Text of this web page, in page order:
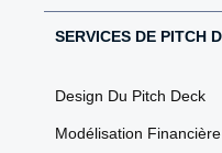
SERVICES DE PITCH
Design Du Pitch Deck
Modélisation Financière